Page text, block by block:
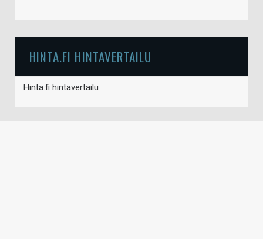
HINTA.FI HINTAVERTAILU
Hinta.fi hintavertailu